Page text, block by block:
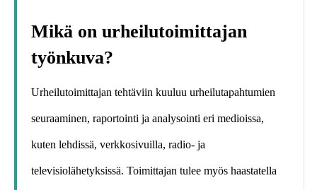
Mikä on urheilutoimittajan
työnkuva?
Urheilutoimittajan tehtäviin kuuluu urheilutapahtumien
seuraaminen, raportointi ja analysointi eri medioissa,
kuten lehdissä, verkkosivuilla, radio- ja
televisiolähetyksissä. Toimittajan tulee myös haastatella